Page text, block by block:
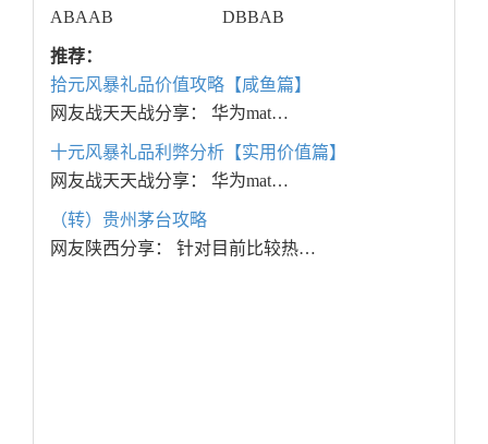
ABAAB DBBAB
推荐：
拾元风暴礼品价值攻略【咸鱼篇】
网友战天天战分享： 华为mat…
十元风暴礼品利弊分析【实用价值篇】
网友战天天战分享： 华为mat…
（转）贵州茅台攻略
网友陕西分享： 针对目前比较热…